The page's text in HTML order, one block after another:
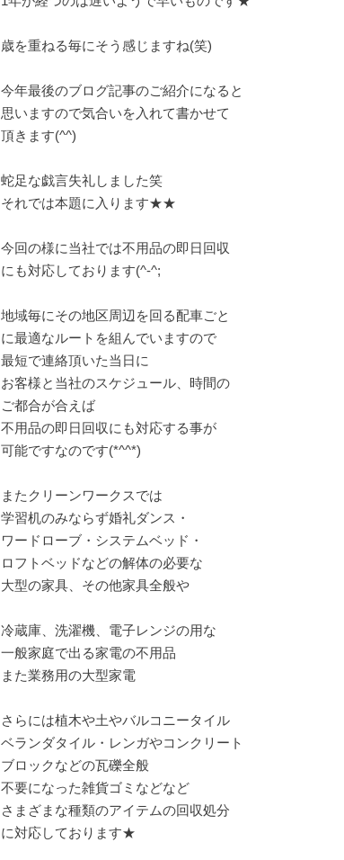
歳を重ねる毎にそう感じますね(笑)
今年最後のブログ記事のご紹介になると
思いますので気合いを入れて書かせて
頂きます(^^)
蛇足な戯言失礼しました笑
それでは本題に入ります★★
今回の様に当社では不用品の即日回収
にも対応しております(^-^;
地域毎にその地区周辺を回る配車ごと
に最適なルートを組んでいますので
最短で連絡頂いた当日に
お客様と当社のスケジュール、時間の
ご都合が合えば
不用品の即日回収にも対応する事が
可能ですなのです(*^^*)
またクリーンワークスでは
学習机のみならず婚礼ダンス・
ワードローブ・システムベッド・
ロフトベッドなどの解体の必要な
大型の家具、その他家具全般や
冷蔵庫、洗濯機、電子レンジの用な
一般家庭で出る家電の不用品
また業務用の大型家電
さらには植木や土やバルコニータイル
ベランダタイル・レンガやコンクリート
ブロックなどの瓦礫全般
不要になった雑貨ゴミなどなど
さまざまな種類のアイテムの回収処分
に対応しております★